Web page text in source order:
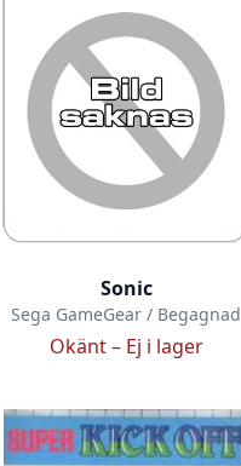
Sonic
Sega GameGear / Begagnad
Okänt – Ej i lager